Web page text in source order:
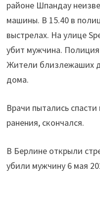
районе Шпандау
машины. В 15.40 в
выстрелах. На улице
убит мужчина.
Жители близлежаших
дома.
Врачи пытались
ранения, скончался.
В Берлине открыли
убили мужчину 6 мая